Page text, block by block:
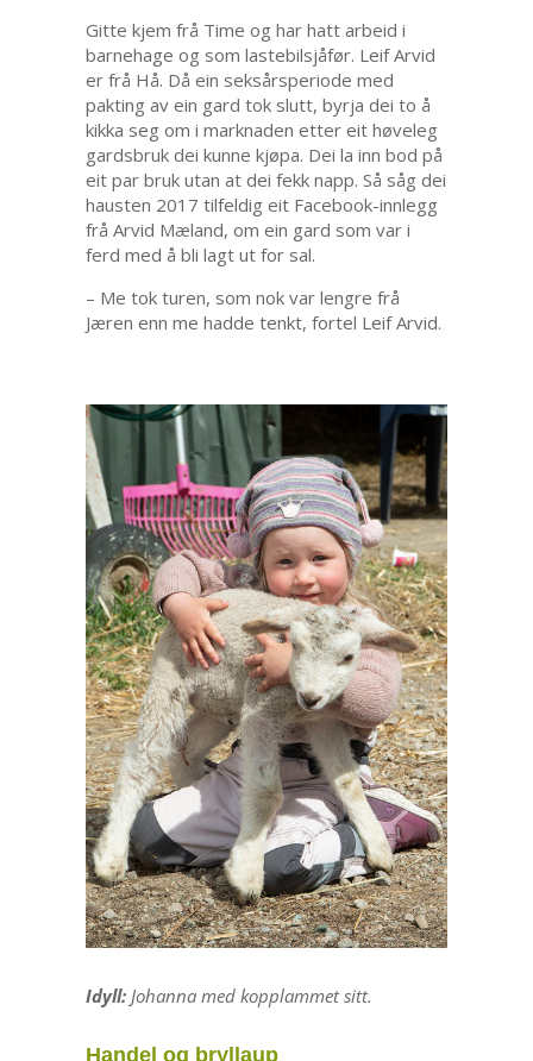
Gitte kjem frå Time og har hatt arbeid i
barnehage og som lastebilsjåfør. Leif Arvid
er frå Hå. Då ein seksårsperiode med
pakting av ein gard tok slutt, byrja dei to å
kikka seg om i marknaden etter eit høveleg
gardsbruk dei kunne kjøpa. Dei la inn bod på
eit par bruk utan at dei fekk napp. Så såg dei
hausten 2017 tilfeldig eit Facebook-innlegg
frå Arvid Mæland, om ein gard som var i
ferd med å bli lagt ut for sal.
– Me tok turen, som nok var lengre frå
Jæren enn me hadde tenkt, fortel Leif Arvid.
Idyll:Johanna med kopplammet sitt.
Handel og bryllaup